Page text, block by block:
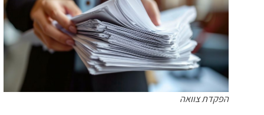
הפקדת צוואה